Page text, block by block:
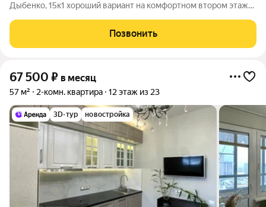
Дыбенко, 15к1 хороший вариант на комфортном втором этаже:
косметический. Квартира сдавалась хорошей семье. Квартира
Позвонить
67 500 ₽ в месяц
57 м² 2-комн. квартира 12 этаж из 23
3D-тур новостройка